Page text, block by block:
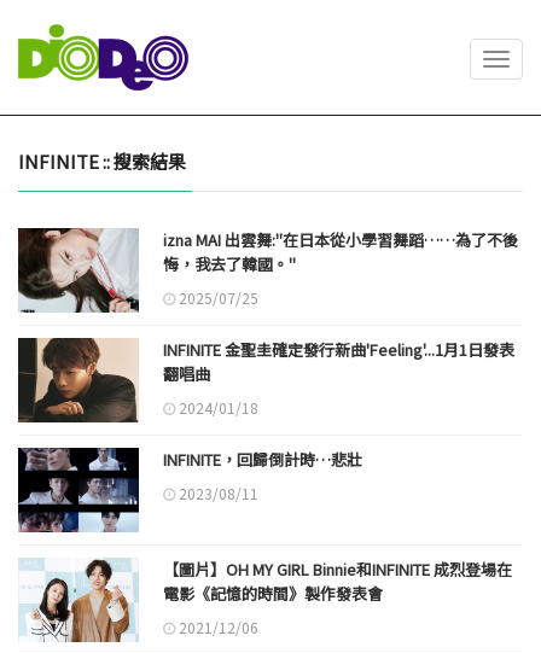
INFINITE :: 搜索結果
izna MAI 出雲舞:"在日本從小學習舞蹈……為了不後
悔，我去了韓國。"
2025/07/25
INFINITE 金聖圭確定發行新曲'Feeling'...1月1日發表
翻唱曲
2024/01/18
INFINITE，回歸倒計時…悲壯
2023/08/11
【圖片】OH MY GIRL Binnie和INFINITE 成烈登場在
電影《記憶的時間》製作發表會
2021/12/06